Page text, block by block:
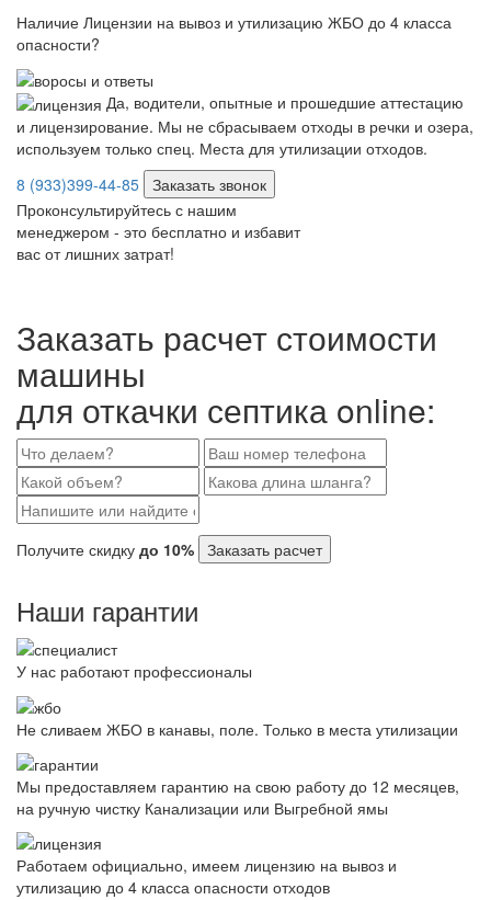
Наличие Лицензии на вывоз и утилизацию ЖБО до 4 класса
опасности?
Да, водители, опытные и прошедшие аттестацию
и лицензирование. Мы не сбрасываем отходы в речки и озера,
используем только спец. Места для утилизации отходов.
8 (933)399-44-85 Заказать звонок
Проконсультируйтесь с нашим
менеджером - это бесплатно и избавит
вас от лишних затрат!
Заказать расчет стоимости
машины
для откачки септика online:
Получите скидку до 10% Заказать расчет
Наши гарантии
У нас работают профессионалы
Не сливаем ЖБО в канавы, поле. Только в места утилизации
Мы предоставляем гарантию на свою работу до 12 месяцев,
на ручную чистку Канализации или Выгребной ямы
Работаем официально, имеем лицензию на вывоз и
утилизацию до 4 класса опасности отходов